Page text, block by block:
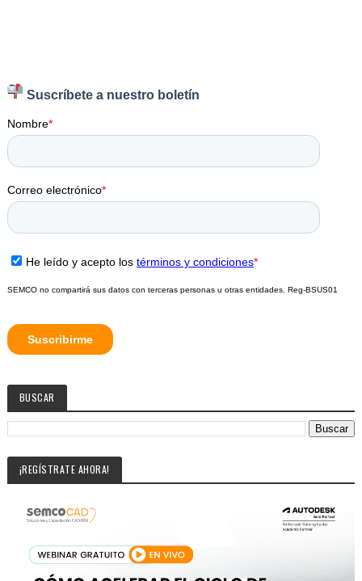
BUSCAR
¡REGÍSTRATE AHORA!